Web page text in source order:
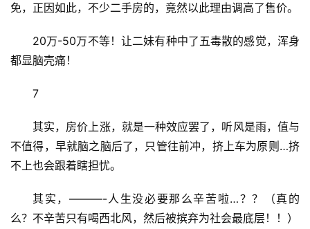
免，正因如此，不少二手房的，竟然以此理由调高了售价。
20万-50万不等！让二妹有种中了五毒散的感觉，浑身
都显脑壳痛！
7
其实，房价上涨，就是一种效应罢了，听风是雨，值与
不值得，早就脑之脑后了，只管往前冲，挤上车为原则…挤
不上也会跟着瞎担忧。
其实，———-人生没必要那么辛苦啦…？？（真的
么？不辛苦只有喝西北风，然后被摈弃为社会最底层！！）